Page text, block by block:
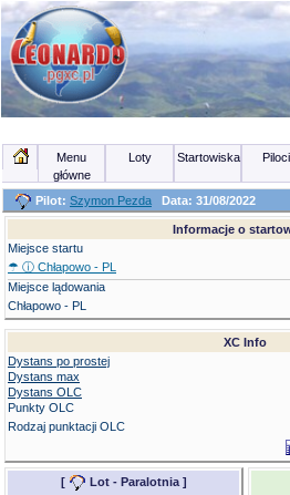
Menu
główne
Loty Startowiska Piloci
Pilot: Szymon Pezda Data: 31/08/2022
Informacje o
Miejsce startu
☂ ⓘ Chłapowo - PL
Miejsce lądowania
Chłapowo - PL
XC Info
Dystans po prostej
Dystans max
Dystans OLC
Punkty OLC
Rodzaj punktacji OLC
[ Lot - Paralotnia]